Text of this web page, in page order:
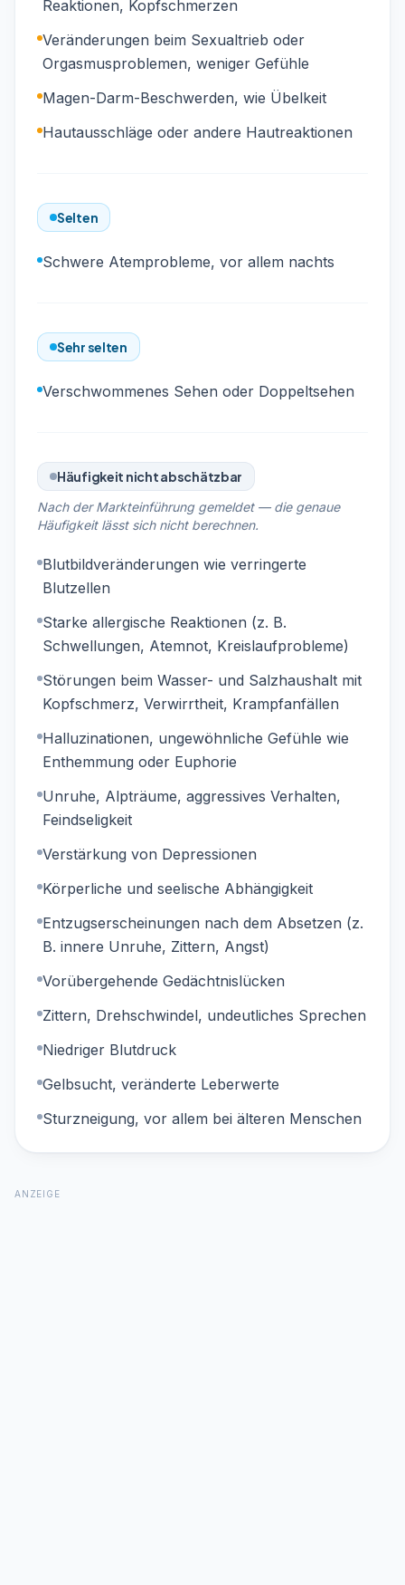
Reaktionen, Kopfschmerzen
Veränderungen beim Sexualtrieb oder
Orgasmusproblemen, weniger Gefühle
Magen-Darm-Beschwerden, wie Übelkeit
Hautausschläge oder andere Hautreaktionen
Selten
Schwere Atemprobleme, vor allem nachts
Sehr selten
Verschwommenes Sehen oder Doppeltsehen
Häufigkeit nicht abschätzbar
Nach der Markteinführung gemeldet — die genaue
Häufigkeit lässt sich nicht berechnen.
Blutbildveränderungen wie verringerte
Blutzellen
Starke allergische Reaktionen (z. B.
Schwellungen, Atemnot, Kreislaufprobleme)
Störungen beim Wasser- und Salzhaushalt mit
Kopfschmerz, Verwirrtheit, Krampfanfällen
Halluzinationen, ungewöhnliche Gefühle wie
Enthemmung oder Euphorie
Unruhe, Alpträume, aggressives Verhalten,
Feindseligkeit
Verstärkung von Depressionen
Körperliche und seelische Abhängigkeit
Entzugserscheinungen nach dem Absetzen (z.
B. innere Unruhe, Zittern, Angst)
Vorübergehende Gedächtnislücken
Zittern, Drehschwindel, undeutliches Sprechen
Niedriger Blutdruck
Gelbsucht, veränderte Leberwerte
Sturzneigung, vor allem bei älteren Menschen
ANZEIGE